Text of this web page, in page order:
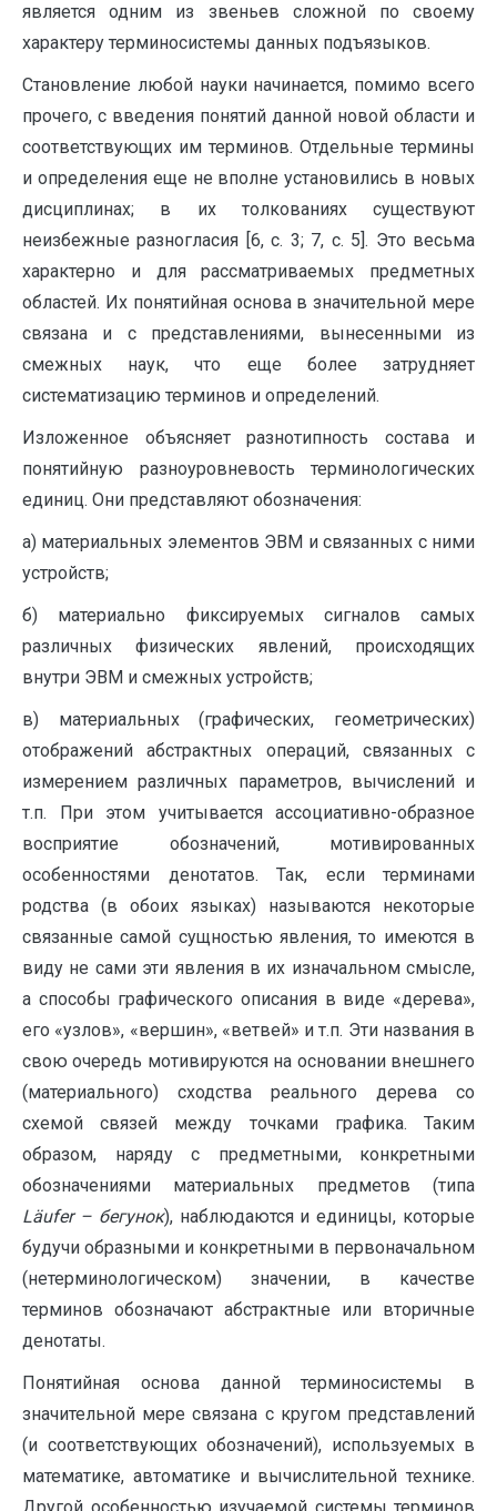
является одним из звеньев сложной по своему
характеру терминосистемы данных подъязыков.
Становление любой науки начинается, помимо всего
прочего, с введения понятий данной новой области и
соответствующих им терминов. Отдельные термины
и определения еще не вполне установились в новых
дисциплинах; в их толкованиях существуют
неизбежные разногласия [6, с. 3; 7, с. 5]. Это весьма
характерно и для рассматриваемых предметных
областей. Их понятийная основа в значительной мере
связана и с представлениями, вынесенными из
смежных наук, что еще более затрудняет
систематизацию терминов и определений.
Изложенное объясняет разнотипность состава и
понятийную разноуровневость терминологических
единиц. Они представляют обозначения:
а) материальных элементов ЭВМ и связанных с ними
устройств;
б) материально фиксируемых сигналов самых
различных физических явлений, происходящих
внутри ЭВМ и смежных устройств;
в) материальных (графических, геометрических)
отображений абстрактных операций, связанных с
измерением различных параметров, вычислений и
т.п. При этом учитывается ассоциативно-образное
восприятие обозначений, мотивированных
особенностями денотатов. Так, если терминами
родства (в обоих языках) называются некоторые
связанные самой сущностью явления, то имеются в
виду не сами эти явления в их изначальном смысле,
а способы графического описания в виде «дерева»,
его «узлов», «вершин», «ветвей» и т.п. Эти названия в
свою очередь мотивируются на основании внешнего
(материального) сходства реального дерева со
схемой связей между точками графика. Таким
образом, наряду с предметными, конкретными
обозначениями материальных предметов (типа
Läufer– бегунок), наблюдаются и единицы, которые
будучи образными и конкретными в первоначальном
(нетерминологическом) значении, в качестве
терминов обозначают абстрактные или вторичные
денотаты.
Понятийная основа данной терминосистемы в
значительной мере связана с кругом представлений
(и соответствующих обозначений), используемых в
математике, автоматике и вычислительной технике.